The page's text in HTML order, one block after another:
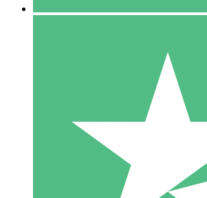
10 Downloads
20 00